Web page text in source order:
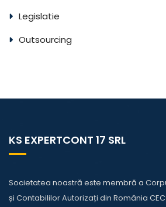
Legislatie
Outsourcing
KS EXPERTCONT 17 SRL
Societatea noastră este membră a
și Contabililor Autorizați din România